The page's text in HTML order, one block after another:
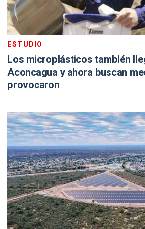
ESTUDIO
Los microplásticos también
Aconcagua y ahora buscan
provocaron